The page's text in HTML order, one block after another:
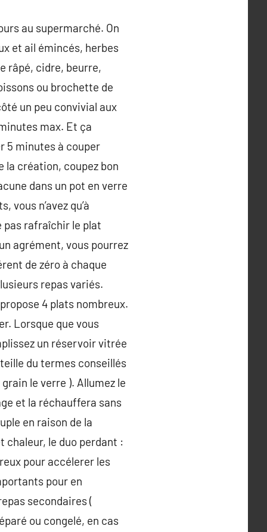
au supermarché. On
et ail émincés, herbes
râpé, cidre, beurre,
ou brochette de
un peu convivial aux
max. Et ça
5 minutes à couper
la création, coupez bon
dans un pot en verre
n’avez qu’à
pas rafraîchir le plat
agrément, vous pourrez
de zéro à chaque
repas variés.
4 plats nombreux.
Lorsque que vous
un réservoir vitrée
du termes conseillés
le verre ). Allumez le
et la réchauffera sans
en raison de la
chaleur, le duo perdant :
pour accélerer les
pour en
secondaires (
ou congelé, en cas